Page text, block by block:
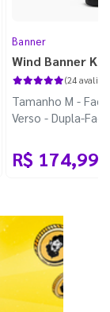
Banner
Wind Banner
(24
Tamanho M -
Verso - Dupla-
R$ 174,99